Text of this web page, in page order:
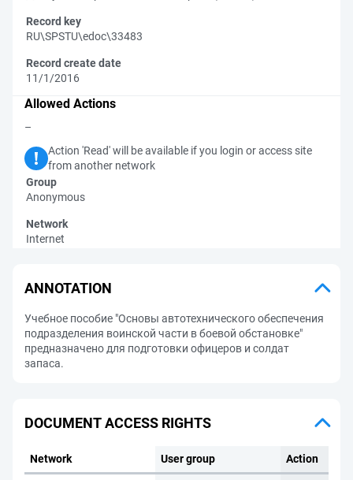
Record key
RU\SPSTU\edoc\33483
Record create date
11/1/2016
Allowed Actions
–
Action 'Read' will be available if you login or access site
from another network
Group
Anonymous
Network
Internet
ANNOTATION
Учебное пособие "Основы автотехнического обеспечения
подразделения воинской части в боевой обстановке"
предназначено для подготовки офицеров и солдат
запаса.
DOCUMENT ACCESS RIGHTS
Network User group Action